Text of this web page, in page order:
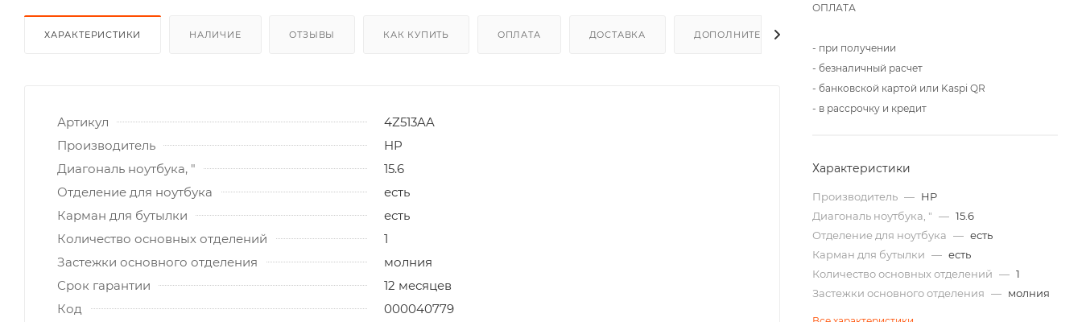
ХАРАКТЕРИСТИКИ НАЛИЧИЕ ОТЗЫВЫ КАК КУПИТЬ ОПЛАТА ДОСТАВКА ДОПОЛНИТЕЛЬНО
Артикул
4Z513AA
Производитель
HP
Диагональ ноутбука, "
15.6
Отделение для ноутбука
есть
Карман для бутылки
есть
Количество основных отделений
1
Застежки основного отделения
молния
Срок гарантии
12 месяцев
Код
000040779
ОПЛАТА
- при получении
- безналичный расчет
- банковской картой или Kaspi QR
- в рассрочку и кредит
Характеристики
Производитель — HP
Диагональ ноутбука, " — 15.6
Отделение для ноутбука — есть
Карман для бутылки — есть
Количество основных отделений — 1
Застежки основного отделения — молния